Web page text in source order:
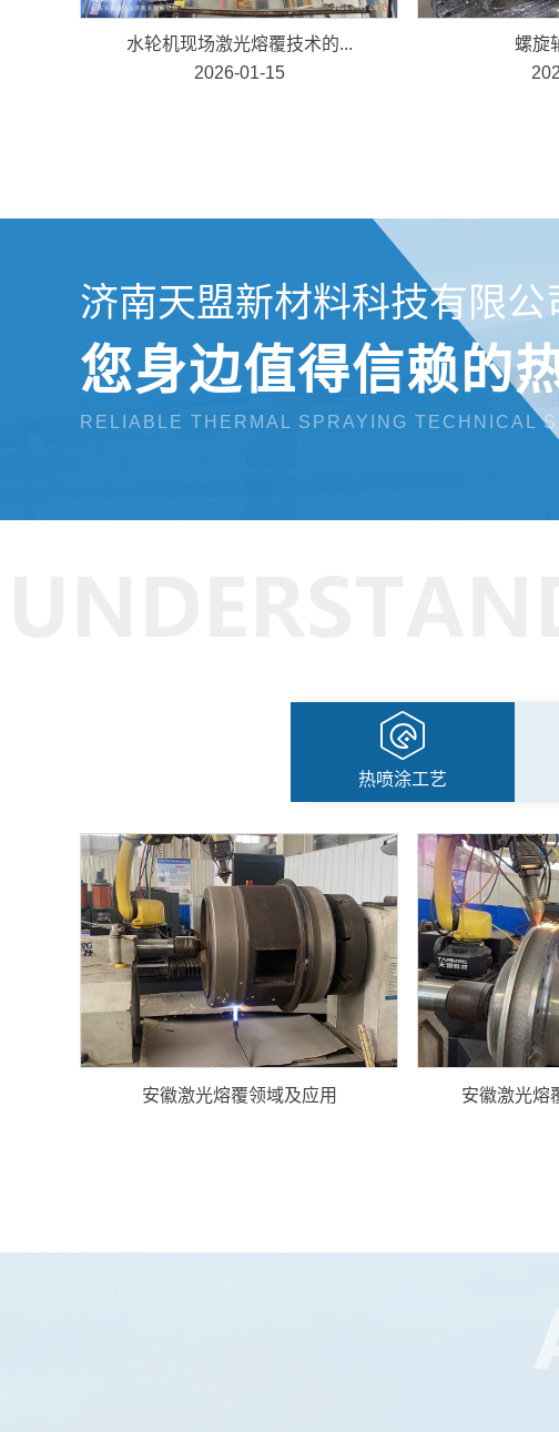
水轮机现场激光熔覆技术的...
2026-01-15
螺旋
济南天盟新材料科技有限公
您身边值得信赖的
RELIABLE THERMAL SPRAYING TECHNICAL
热喷涂工艺
安徽激光熔覆领域及应用 安徽激光熔